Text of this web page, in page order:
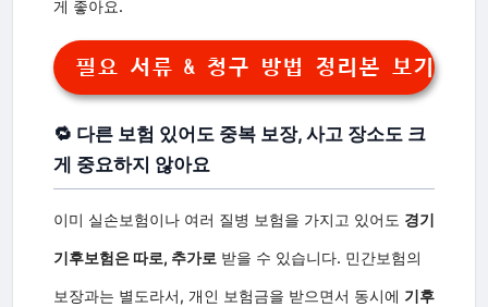
게 좋아요.
필요 서류 & 청구 방법 정리본 보기
🔁 다른 보험 있어도 중복 보장, 사고 장소도 크
게 중요하지 않아요
이미 실손보험이나 여러 질병 보험을 가지고 있어도 경기
기후보험은 따로, 추가로 받을 수 있습니다. 민간보험의
보장과는 별도라서, 개인 보험금을 받으면서 동시에 기후